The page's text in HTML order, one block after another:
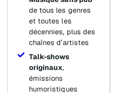
de tous les genres
et toutes les
décennies, plus des
chaînes d’artistes
Talk-shows
originaux,
émissions
humoristiques